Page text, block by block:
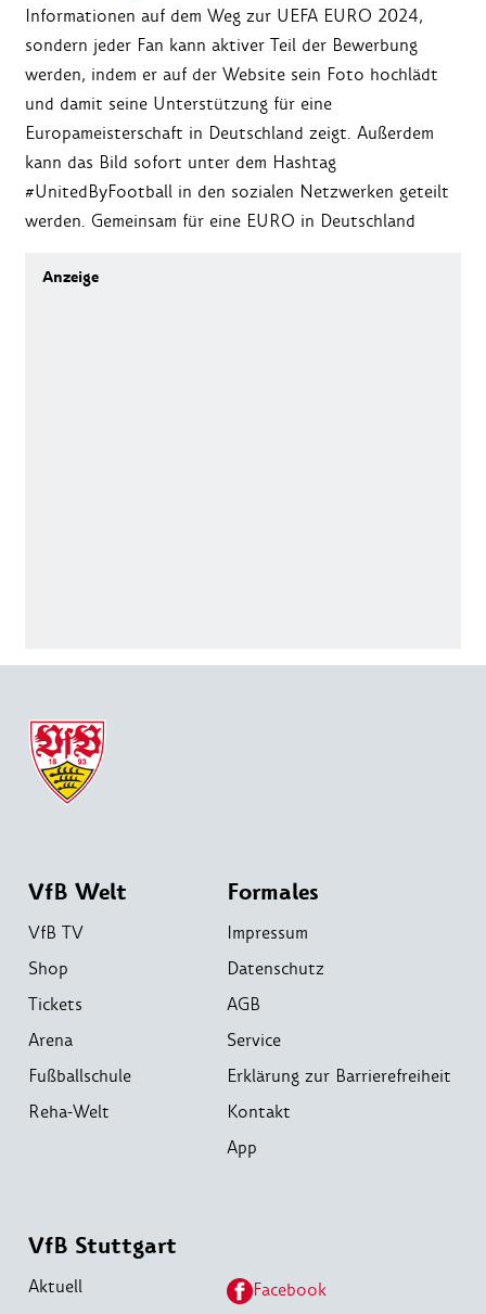
Informationen auf dem Weg zur UEFA EURO 2024,
sondern jeder Fan kann aktiver Teil der Bewerbung
werden, indem er auf der Website sein Foto hochlädt
und damit seine Unterstützung für eine
Europameisterschaft in Deutschland zeigt. Außerdem
kann das Bild sofort unter dem Hashtag
#UnitedByFootball in den sozialen Netzwerken geteilt
werden. Gemeinsam für eine EURO in Deutschland
VfB Welt
VfB TV
Shop
Tickets
Arena
Fußballschule
Reha-Welt
Formales
Impressum
Datenschutz
AGB
Service
Erklärung zur Barrierefreiheit
Kontakt
App
VfB Stuttgart
Aktuell
Facebook